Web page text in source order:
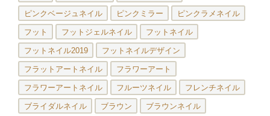
ピンクベージュネイル ピンクミラー ピンクラメネイル
フット フットジェルネイル フットネイル
フットネイル2019 フットネイルデザイン
フラットアートネイル フラワーアート
フラワーアートネイル フルーツネイル フレンチネイル
ブライダルネイル ブラウン ブラウンネイル